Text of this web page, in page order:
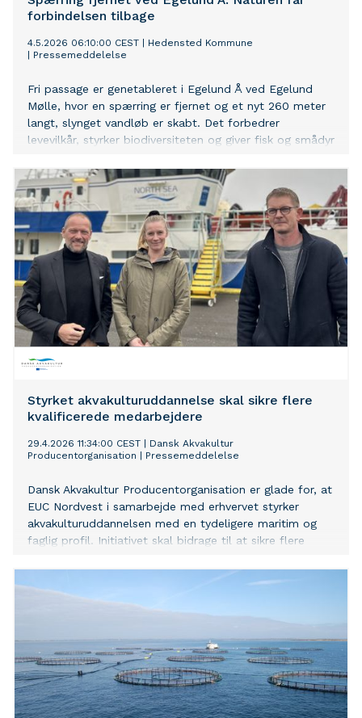
forbindelsen tilbage
4.5.2026 06:10:00 CEST
Hedensted Kommune
Pressemeddelelse
Fri passage er genetableret i Egelund Å ved Egelund
Mølle, hvor en spærring er fjernet og et nyt 260 meter
langt, slynget vandløb er skabt. Det forbedrer
levevilkår, styrker biodiversiteten og giver fisk og smådyr
Styrket akvakulturuddannelse skal sikre flere
kvalificerede medarbejdere
29.4.2026 11:34:00 CEST
Dansk Akvakultur
Producentorganisation
Pressemeddelelse
Dansk Akvakultur Producentorganisation er glade for, at
EUC Nordvest i samarbejde med erhvervet styrker
akvakulturuddannelsen med en tydeligere maritim og
faglig profil. Initiativet skal bidrage til at sikre flere